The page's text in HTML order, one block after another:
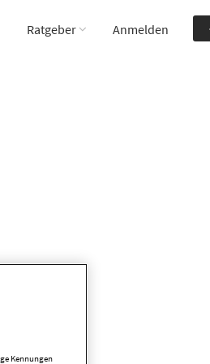
Ratgeber Anmelden
Kennungen